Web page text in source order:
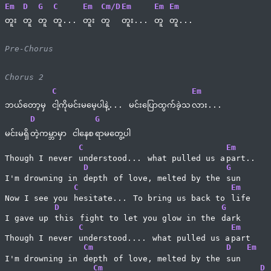
Em
တူး
D
တူ
G
တူ
C
တူ...
Em
တူး
Cm/D
တူ
Em
တူး...
Em
တူ
Em
တူ...
Pre-Chorus
Chorus 2
ဘယ်တော့မှ
C
ငါ့ကိုမင်းမမေ့ပါနဲ့...
မင်းပြောထွက်ခဲ့သ
Em
လား...
မင်းမရှိ
D
တဲ့ကမ္ဘာမှာ
ငါနေစ
G
ရာမတွေ့ပါ
Though I never
C
understood...
what pulled us a
Em
part..
I'm drowning in
D
depth
of love, melted by the
G
sun
Now I see you
C
hesitate...
To bring us back to
Em
life
I gave up
D
this
fight to let you glow in the
G
dark
Though I never
C
understood....
what pulled us a
Em
part
I'm drowning in
Cm
depth
of love, melted by the
D
sun
Em
Cm D